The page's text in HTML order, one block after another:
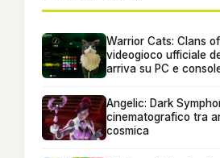
Warrior Cats: Clans
videogioco ufficiale
arriva su PC e
Angelic: Dark
cinematografico tra
cosmica